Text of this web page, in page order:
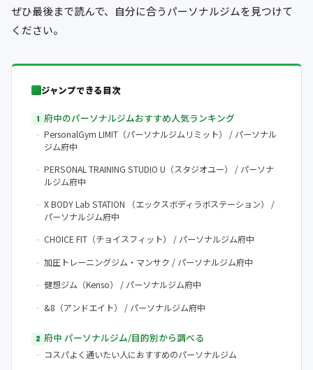
ぜひ最後まで読んで、自分に合うパーソナルジムを見つけて
ください。
ジャンプできる目次
府中のパーソナルジムおすすめ人気ランキング
PersonalGym LIMIT（パーソナルジムリミット） / パーソナル
ジム府中
PERSONAL TRAINING STUDIO U（スタジオユー） / パーソナ
ルジム府中
X BODY Lab STATION （エックスボディラボステーション） /
パーソナルジム府中
CHOICE FIT（チョイスフィット） / パーソナルジム府中
加圧トレーニングジム・マンサク / パーソナルジム府中
健想ジム（Kenso） / パーソナルジム府中
&8（アンドエイト） / パーソナルジム府中
府中 パーソナルジム/目的別から調べる
コスパよく通いたい人におすすめのパーソナルジム